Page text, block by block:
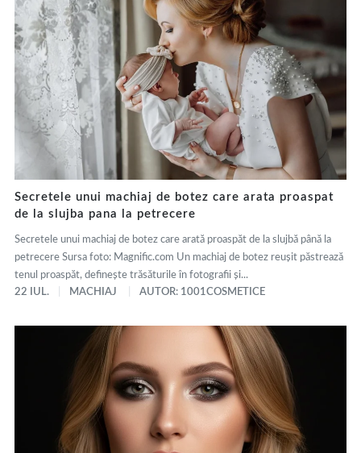
Secretele unui machiaj de botez care arata proaspat
de la slujba pana la petrecere
Secretele unui machiaj de botez care arată proaspăt de la slujbă până la
petrecere Sursa foto: Magnific.com Un machiaj de botez reușit păstrează
tenul proaspăt, definește trăsăturile în fotografii și...
22 IUL.
MACHIAJ AUTOR: 1001COSMETICE